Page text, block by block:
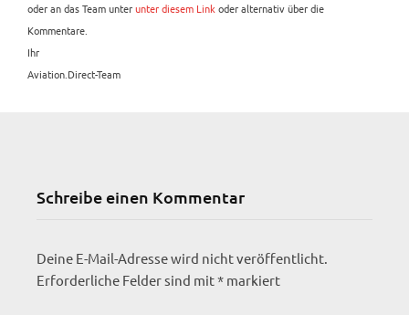
oder an das Team unterunter diesem Link oder alternativ über die
Kommentare.
Ihr
Aviation.Direct-Team
Schreibe einen Kommentar
Deine E-Mail-Adresse wird nicht veröffentlicht.
Erforderliche Felder sind mit* markiert